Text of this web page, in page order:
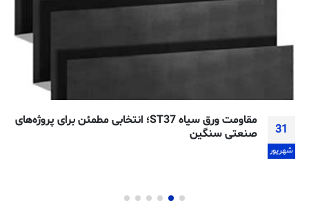
31
شهریور
مقاومت ورق سیاه ST37؛ انتخابی مطمئن برای پروژه‌های
صنعتی سنگین